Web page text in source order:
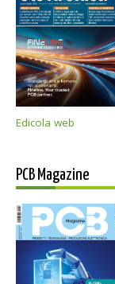
Edicola web
PCB Magazine